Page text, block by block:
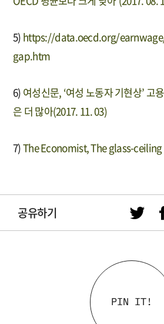
5) https://data.oecd.org/
gap.htm
6) 여성신문, ‘여성 노동자 기현상’ 고
은 더 많아(2017. 11. 03)
7)The Economist, The glass-ceiling
공유하기
PIN IT!